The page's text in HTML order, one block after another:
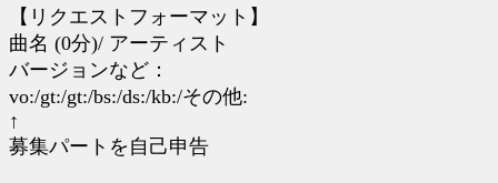
【リクエストフォーマット】
曲名 (0分)/ アーティスト
バージョンなど：
vo:/gt:/gt:/bs:/ds:/kb:/その他:
↑
募集パートを自己申告